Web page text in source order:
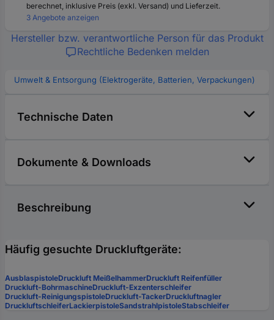
berechnet, inklusive Preis (exkl. Versand) und Lieferzeit.
3 Angebote anzeigen
Hersteller bzw. verantwortliche Person für das Produkt
Rechtliche Bedenken melden
Umwelt & Entsorgung (Elektrogeräte, Batterien, Verpackungen)
Technische Daten
Dokumente & Downloads
Beschreibung
Häufig gesuchte Druckluftgeräte:
AusblaspistoleDruckluft MeißelhammerDruckluft Reifenfüller
Druckluft-BohrmaschineDruckluft-Exzenterschleifer
Druckluft-ReinigungspistoleDruckluft-TackerDruckluftnagler
DruckluftschleiferLackierpistoleSandstrahlpistoleStabschleifer